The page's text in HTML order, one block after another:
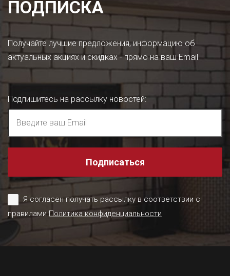
ПОДПИСКА
Получайте лучшие предложения, информацию об
актуальных акциях и скидках - прямо на ваш Email
Подпишитесь на рассылку новостей:
Подписаться
Я согласен получать рассылку в соответствии с
правиламиПолитика конфиденциальности